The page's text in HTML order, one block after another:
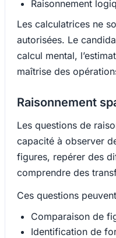
Raisonnement
Les calculatrices ne
autorisées. Le
calcul mental,
maîtrise des
Raisonnement
Les questions de
capacité à observer
figures, repérer des
comprendre des
Ces questions
Comparaison de
Identification de